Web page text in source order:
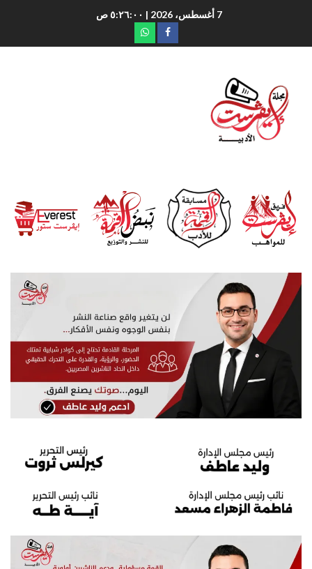
7 أغسطس، 2026 | ٥:٢٦:٠١ ص